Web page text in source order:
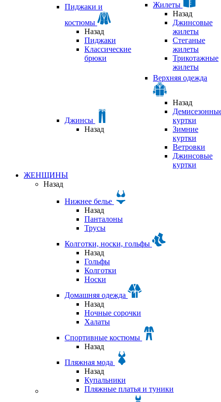
Пиджаки и
костюмы
Назад
Пиджаки
Классические
брюки
Жилеты
Назад
Джинсовые
жилеты
Стеганые
жилеты
Трикотажные
жилеты
Джинсы
Назад
Верхняя одежда
Назад
куртки
Зимние
куртки
Ветровки
Джинсовые
куртки
ЖЕНЩИНЫ
Назад
Нижнее белье
Назад
Панталоны
Трусы
Колготки, носки, гольфы
Назад
Гольфы
Колготки
Носки
Домашняя одежда
Назад
Ночные сорочки
Халаты
Спортивные костюмы
Назад
Пляжная мода
Назад
Купальники
Пляжные платья и туники